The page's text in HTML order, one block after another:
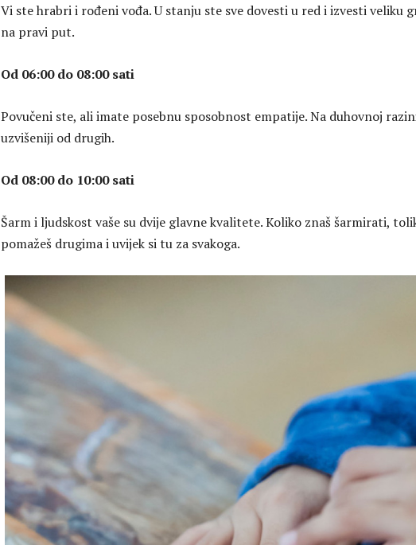
Vi ste hrabri i rođeni vođa. U stanju ste sve dovesti u red i izvesti veliku
na pravi put.
Od 06:00 do 08:00 sati
Povučeni ste, ali imate posebnu sposobnost empatije. Na duhovnoj
uzvišeniji od drugih.
Od 08:00 do 10:00 sati
Šarm i ljudskost vaše su dvije glavne kvalitete. Koliko znaš šarmirati,
pomažeš drugima i uvijek si tu za svakoga.